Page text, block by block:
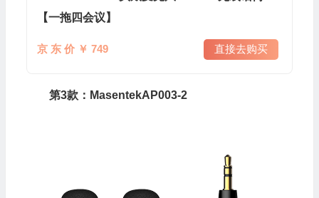
【一拖四会议】
京 东 价 ￥ 749 直接去购买
第3款：MasentekAP003-2